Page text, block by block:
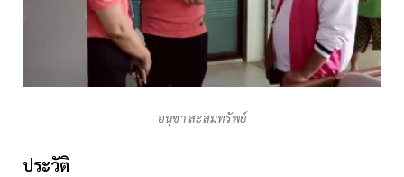
อนุชา สะสมทรัพย์
ประวัติ